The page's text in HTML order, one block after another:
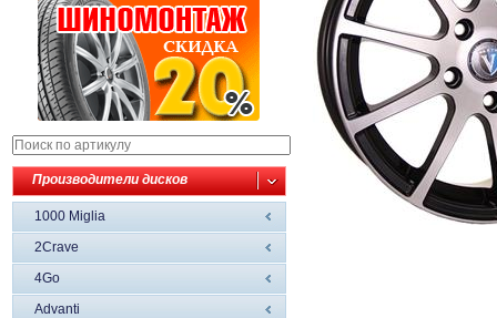
Производители дисков
1000 Miglia
2Crave
4Go
Advanti